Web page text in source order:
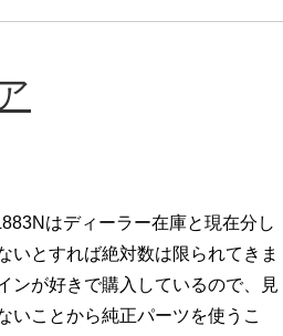
はディーラー在庫と現在分し
いとすれば絶対数は限られてきま
ンが好きで購入しているので、見
いことから純正パーツを使うこ